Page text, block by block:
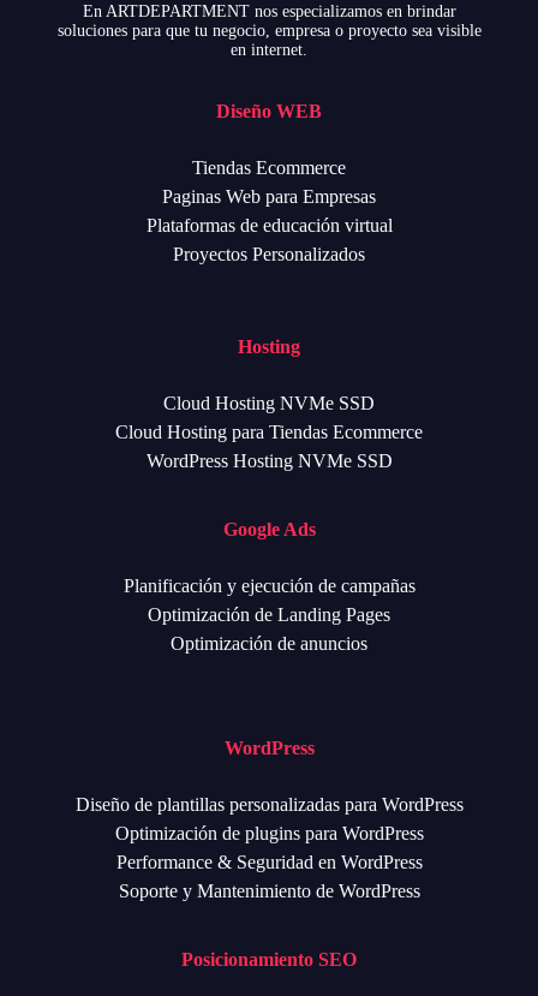
En ARTDEPARTMENT nos especializamos en brindar
soluciones para que tu negocio, empresa o proyecto sea visible
en internet.
Diseño WEB
Tiendas Ecommerce
Paginas Web para Empresas
Plataformas de educación virtual
Proyectos Personalizados
Hosting
Cloud Hosting NVMe SSD
Cloud Hosting para Tiendas Ecommerce
WordPress Hosting NVMe SSD
Google Ads
Planificación y ejecución de campañas
Optimización de Landing Pages
Optimización de anuncios
WordPress
Diseño de plantillas personalizadas para WordPress
Optimización de plugins para WordPress
Performance & Seguridad en WordPress
Soporte y Mantenimiento de WordPress
Posicionamiento SEO